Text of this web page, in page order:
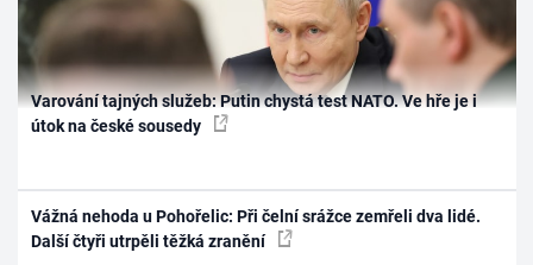
Varování tajných služeb: Putin chystá test NATO. Ve hře je i
útok na české sousedy
Vážná nehoda u Pohořelic: Při čelní srážce zemřeli dva lidé.
Další čtyři utrpěli těžká zranění